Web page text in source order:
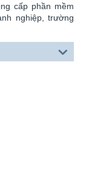
cấp phần mềm
nghiệp, trường